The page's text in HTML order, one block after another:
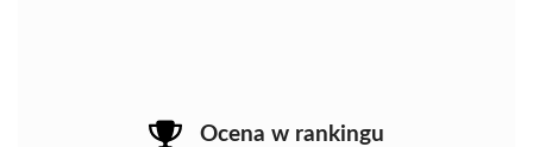
Ocena w rankingu